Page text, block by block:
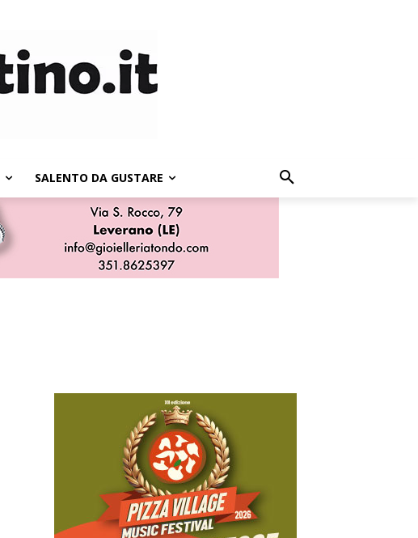
SALENTO DA GUSTARE